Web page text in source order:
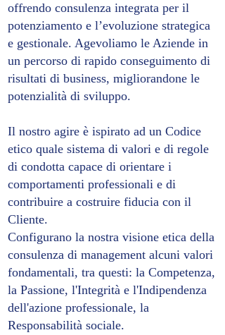
offrendo consulenza integrata per il
potenziamento e l’evoluzione strategica
e gestionale. Agevoliamo le Aziende in
un percorso di rapido conseguimento di
risultati di business, migliorandone le
potenzialità di sviluppo.
Il nostro agire è ispirato ad un Codice
etico quale sistema di valori e di regole
di condotta capace di orientare i
comportamenti professionali e di
contribuire a costruire fiducia con il
Cliente.
Configurano la nostra visione etica della
consulenza di management alcuni valori
fondamentali, tra questi: la Competenza,
la Passione, l'Integrità e l'Indipendenza
dell'azione professionale, la
Responsabilità sociale.